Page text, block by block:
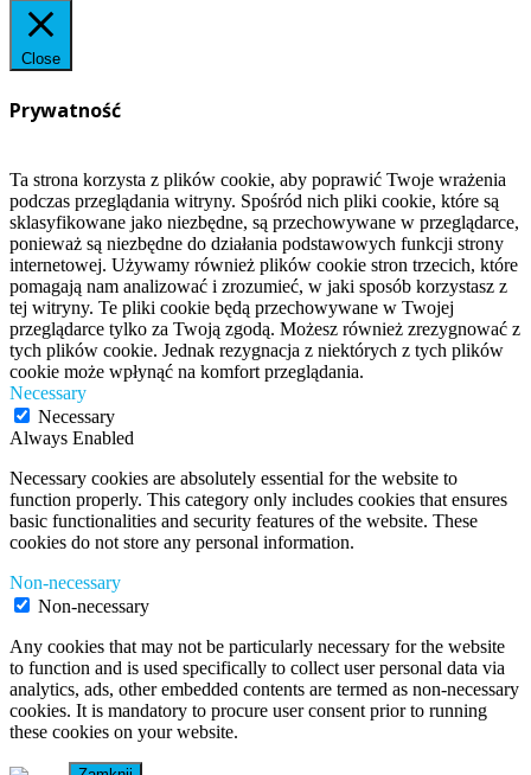
Close
Prywatność
Ta strona korzysta z plików cookie, aby poprawić Twoje wrażenia
podczas przeglądania witryny. Spośród nich pliki cookie, które są
sklasyfikowane jako niezbędne, są przechowywane w przeglądarce,
ponieważ są niezbędne do działania podstawowych funkcji strony
internetowej. Używamy również plików cookie stron trzecich, które
pomagają nam analizować i zrozumieć, w jaki sposób korzystasz z
tej witryny. Te pliki cookie będą przechowywane w Twojej
przeglądarce tylko za Twoją zgodą. Możesz również zrezygnować z
tych plików cookie. Jednak rezygnacja z niektórych z tych plików
cookie może wpłynąć na komfort przeglądania.
Necessary
Necessary
Always Enabled
Necessary cookies are absolutely essential for the website to
function properly. This category only includes cookies that ensures
basic functionalities and security features of the website. These
cookies do not store any personal information.
Non-necessary
Non-necessary
Any cookies that may not be particularly necessary for the website
to function and is used specifically to collect user personal data via
analytics, ads, other embedded contents are termed as non-necessary
cookies. It is mandatory to procure user consent prior to running
these cookies on your website.